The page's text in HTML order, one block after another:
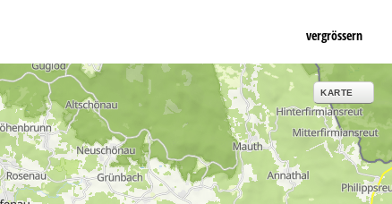
vergrössern
KARTE